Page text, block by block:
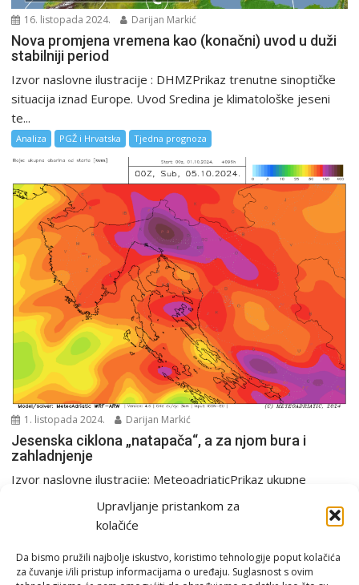
Upravljanje pristankom za
kolačiće
Da bismo pružili najbolje iskustvo, koristimo tehnologije poput kolačića
za čuvanje i/ili pristup informacijama o uređaju. Suglasnost s ovim
16. listopada 2024. Darijan Markić
Nova promjena vremena kao (konačni) uvod u duži
stabilniji period
Izvor naslovne ilustracije : DHMZPrikaz trenutne sinoptičke
situacija iznad Europe. Uvod Sredina je klimatološke jeseni
te...
Analiza PGŽ i Hrvatska Tjedna prognoza
1. listopada 2024. Darijan Markić
Jesenska ciklona „natapača“, a za njom bura i
zahladnjenje
Izvor naslovne ilustracije: MeteoadriaticPrikaz ukupne
količine oborina u periodu od srijede do subote gdje se vidi...
PGŽ i Hrvatska